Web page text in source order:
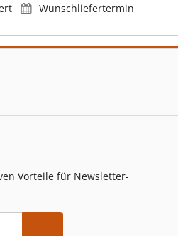
Wunschliefertermin
Vorteile für Newsletter-